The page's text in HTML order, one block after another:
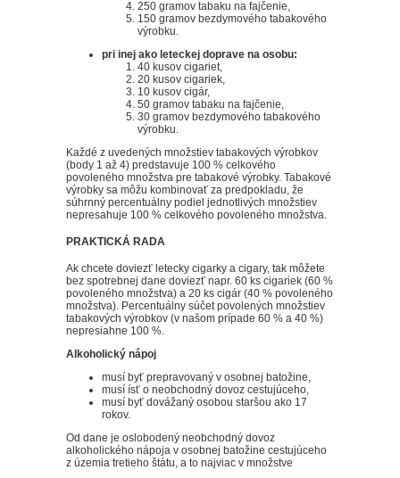
250 gramov tabaku na fajčenie,
150 gramov bezdymového tabakového
výrobku.
pri inej ako leteckej doprave na osobu:
40 kusov cigariet,
20 kusov cigariek,
10 kusov cigár,
50 gramov tabaku na fajčenie,
30 gramov bezdymového tabakového
výrobku.
Každé z uvedených množstiev tabakových výrobkov
(body 1 až 4) predstavuje 100 % celkového
povoleného množstva pre tabakové výrobky. Tabakové
výrobky sa môžu kombinovať za predpokladu, že
súhrnný percentuálny podiel jednotlivých množstiev
nepresahuje 100 % celkového povoleného množstva.
PRAKTICKÁ RADA
Ak chcete doviezť letecky cigarky a cigary, tak môžete
bez spotrebnej dane doviezť napr. 60 ks cigariek (60 %
povoleného množstva) a 20 ks cigár (40 % povoleného
množstva). Percentuálny súčet povolených množstiev
tabakových výrobkov (v našom prípade 60 % a 40 %)
nepresiahne 100 %.
Alkoholický nápoj
musí byť prepravovaný v osobnej batožine,
musí ísť o neobchodný dovoz cestujúceho,
musí byť dovážaný osobou staršou ako 17
rokov.
Od dane je oslobodený neobchodný dovoz
alkoholického nápoja v osobnej batožine cestujúceho
z územia tretieho štátu, a to najviac v množstve